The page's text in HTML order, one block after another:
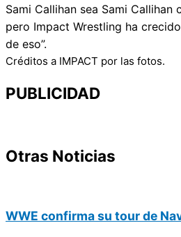
Sami Callihan sea Sami
pero Impact Wrestling ha
de eso”.
Créditos a IMPACT por las fotos.
PUBLICIDAD
Otras Noticias
WWE confirma su tour de